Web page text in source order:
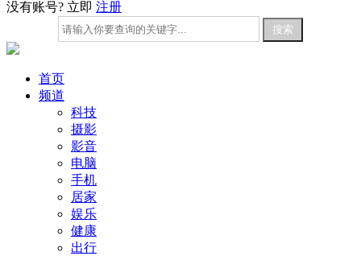
没有账号? 立即 注册
首页
频道
科技
摄影
影音
电脑
手机
居家
娱乐
健康
出行